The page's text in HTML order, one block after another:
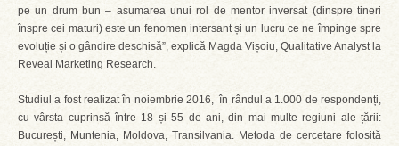
pe un drum bun – asumarea unui rol de mentor inversat (dinspre tineri
înspre cei maturi) este un fenomen intersant și un lucru ce ne împinge spre
evoluție și o gândire deschisă”, explică Magda Vișoiu, Qualitative Analyst la
Reveal Marketing Research.
Studiul a fost realizat în noiembrie 2016, în rândul a 1.000 de respondenți,
cu vârsta cuprinsă între 18 și 55 de ani, din mai multe regiuni ale țării:
București, Muntenia, Moldova, Transilvania. Metoda de cercetare folosită